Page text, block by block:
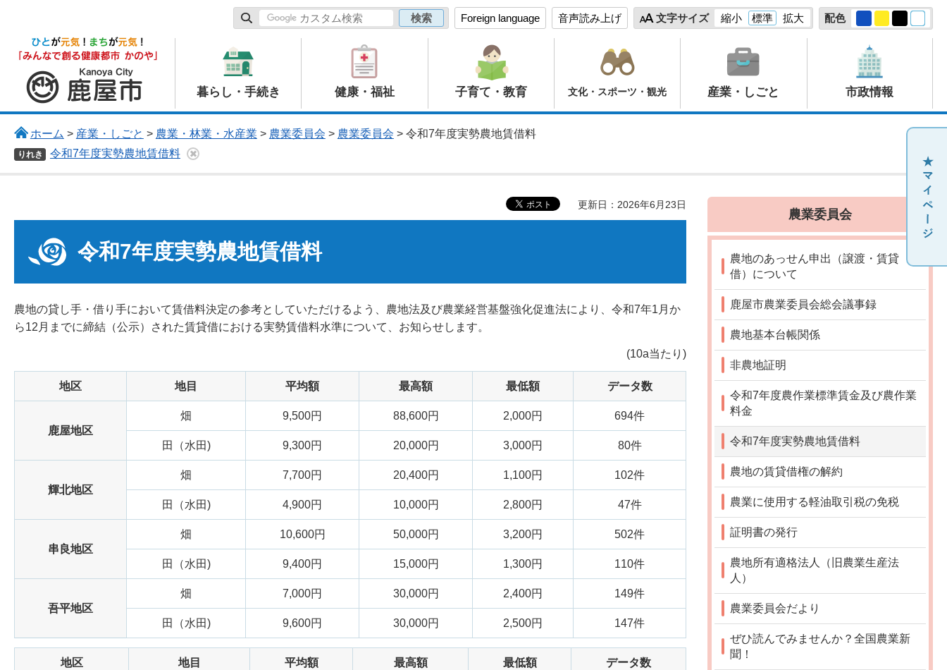
Foreign language 音声読み上げ 文字サイズ 縮小 標準 拡大 配色
鹿屋市
暮らし・手続き 健康・福祉 子育て・教育 文化・スポーツ・観光 産業・しごと 市政情報
ホーム > 産業・しごと > 農業・林業・水産業 > 農業委員会 > 農業委員会 > 令和7年度実勢農地賃借料
りれき 令和7年度実勢農地賃借料
更新日：2026年6月23日
令和7年度実勢農地賃借料
農地の貸し手・借り手において賃借料決定の参考としていただけるよう、農地法及び農業経営基盤強化促進法により、令和7年1月か
ら12月までに締結（公示）された賃貸借における実勢賃借料水準について、お知らせします。
(10a当たり)
地区 地目 平均額 最高額 最低額 データ数
鹿屋地区
畑 9,500円 88,600円 2,000円 694件
田（水田) 9,300円 20,000円 3,000円 80件
輝北地区
畑 7,700円 20,400円 1,100円 102件
田（水田) 4,900円 10,000円 2,800円 47件
串良地区
畑 10,600円 50,000円 3,200円 502件
田（水田) 9,400円 15,000円 1,300円 110件
吾平地区
畑 7,000円 30,000円 2,400円 149件
田（水田) 9,600円 30,000円 2,500円 147件
地区 地目 平均額 最高額 最低額 データ数
農業委員会
農地のあっせん申出（譲渡・賃貸
借）について
鹿屋市農業委員会総会議事録
農地基本台帳関係
非農地証明
令和7年度農作業標準賃金及び農作業
料金
令和7年度実勢農地賃借料
農地の賃貸借権の解約
農業に使用する軽油取引税の免税
証明書の発行
農地所有適格法人（旧農業生産法
人）
農業委員会だより
ぜひ読んでみませんか？全国農業新
聞！